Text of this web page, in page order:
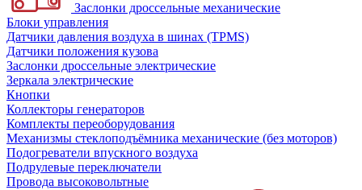
Заслонки дроссельные механические
Блоки управления
Датчики давления воздуха в шинах (TPMS)
Датчики положения кузова
Заслонки дроссельные электрические
Зеркала электрические
Кнопки
Коллекторы генераторов
Комплекты переоборудования
Механизмы стеклоподъёмника механические (без моторов)
Подогреватели впускного воздуха
Подрулевые переключатели
Провода высоковольтные